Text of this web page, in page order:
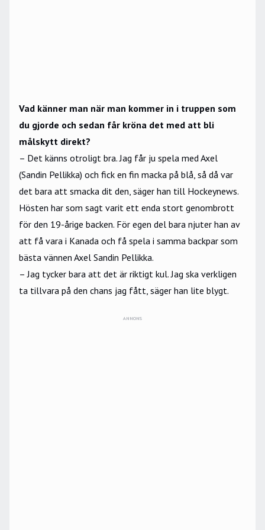
Vad känner man när man kommer in i truppen som
du gjorde och sedan får kröna det med att bli
målskytt direkt?
– Det känns otroligt bra. Jag får ju spela med Axel
(Sandin Pellikka) och fick en fin macka på blå, så då var
det bara att smacka dit den, säger han till Hockeynews.
Hösten har som sagt varit ett enda stort genombrott
för den 19-årige backen. För egen del bara njuter han av
att få vara i Kanada och få spela i samma backpar som
bästa vännen Axel Sandin Pellikka.
– Jag tycker bara att det är riktigt kul. Jag ska verkligen
ta tillvara på den chans jag fått, säger han lite blygt.